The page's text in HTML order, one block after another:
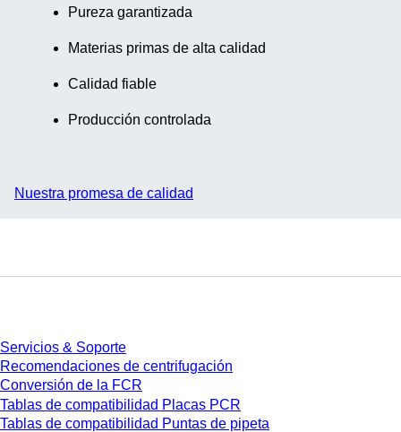
Pureza garantizada
Materias primas de alta calidad
Calidad fiable
Producción controlada
Nuestra promesa de calidad
Servicios & Soporte
Recomendaciones de centrifugación
Conversión de la FCR
Tablas de compatibilidad Placas PCR
Tablas de compatibilidad Puntas de pipeta